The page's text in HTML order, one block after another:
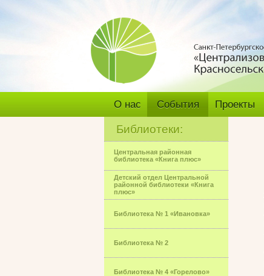
О нас События Проекты
Библиотеки:
Центральная районная
библиотека «Книга плюс»
Детский отдел Центральной
районной библиотеки «Книга
плюс»
Библиотека № 1 «Ивановка»
Библиотека № 2
Библиотека № 4 «Горелово»